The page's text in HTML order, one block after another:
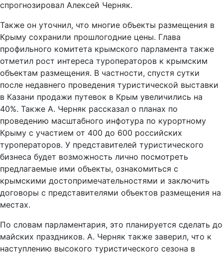
спрогнозировал Алексей Черняк.
Также он уточнил, что многие объекты размещения в
Крыму сохранили прошлогодние цены. Глава
профильного комитета крымского парламента также
отметил рост интереса туроператоров к крымским
объектам размещения. В частности, спустя сутки
после недавнего проведения туристической выставки
в Казани продажи путевок в Крым увеличились на
40%. Также А. Черняк рассказал о планах по
проведению масштабного инфотура по курортному
Крыму с участием от 400 до 600 российских
туроператоров. У представителей туристического
бизнеса будет возможность лично посмотреть
предлагаемые ими объекты, ознакомиться с
крымскими достопримечательностями и заключить
договоры с представителями объектов размещения на
местах.
По словам парламентария, это планируется сделать до
майских праздников. А. Черняк также заверил, что к
наступлению высокого туристического сезона в